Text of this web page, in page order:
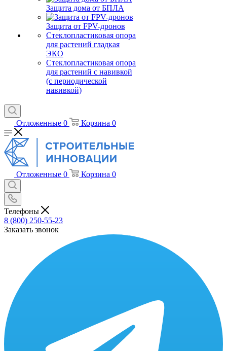
Защита дома от БПЛА
Защита от FPV-дронов
Стеклопластиковая опора
для растений гладкая
ЭКО
Стеклопластиковая опора
для растений с навивкой
(с периодической
навивкой)
Отложенные 0 Корзина 0
Отложенные 0 Корзина 0
Телефоны
8 (800) 250-55-23
Заказать звонок